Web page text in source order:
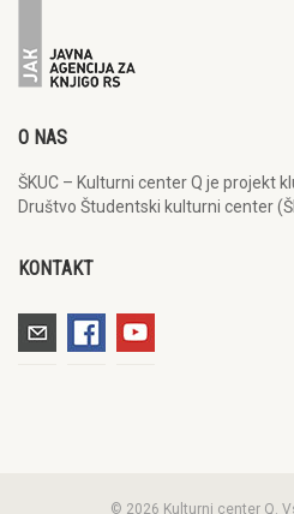
O NAS
ŠKUC – Kulturni center Q je projekt
Društvo Študentski kulturni center
KONTAKT
© 2026 Kulturni center Q.